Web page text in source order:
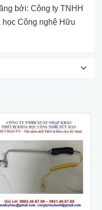
bởi: Công ty TNHH
học Công nghệ Hữu